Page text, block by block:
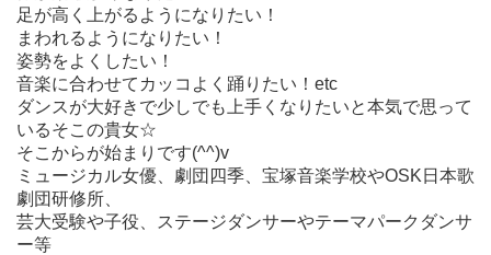
足が高く上がるようになりたい！
まわれるようになりたい！
姿勢をよくしたい！
音楽に合わせてカッコよく踊りたい！etc
ダンスが大好きで少しでも上手くなりたいと本気で思って
いるそこの貴女☆
そこからが始まりです(^^)v
ミュージカル女優、劇団四季、宝塚音楽学校やOSK日本歌
劇団研修所、
芸大受験や子役、ステージダンサーやテーマパークダンサ
ー等